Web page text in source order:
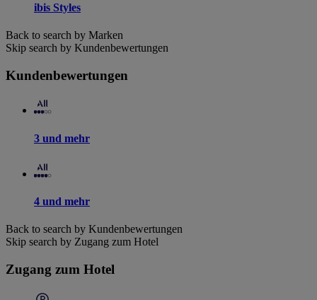
ibis Styles
Back to search by Marken
Skip search by Kundenbewertungen
Kundenbewertungen
3 und mehr
4 und mehr
Back to search by Kundenbewertungen
Skip search by Zugang zum Hotel
Zugang zum Hotel